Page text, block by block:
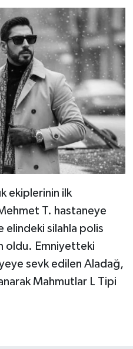
ekiplerinin ilk
T. hastaneye
elindeki silahla polis
oldu. Emniyetteki
sevk edilen Aladağ,
Mahmutlar L Tipi